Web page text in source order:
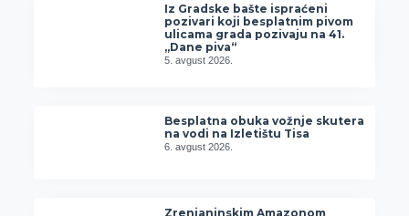
Iz Gradske bašte ispraćeni
pozivari koji besplatnim pivom
ulicama grada pozivaju na 41.
„Dane piva“
5. avgust 2026.
Besplatna obuka vožnje skutera
na vodi na Izletištu Tisa
6. avgust 2026.
Zrenjaninskim Amazonom